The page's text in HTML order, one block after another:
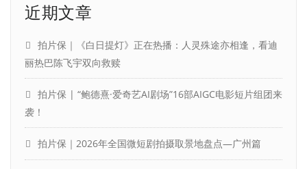
近期文章
拍片保｜《白日提灯》正在热播：人灵殊途亦相逢，看迪
丽热巴陈飞宇双向救赎
拍片保 | “鲍德熹·爱奇艺AI剧场”16部AIGC电影短片组团来
袭！
拍片保｜2026年全国微短剧拍摄取景地盘点—广州篇